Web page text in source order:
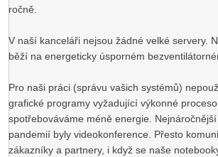
ročně.
V naší kanceláři nejsou žádné velké servery.
běží na energeticky úsporném
Pro naši práci (správu vašich systémů)
grafické programy vyžadující výkonné
spotřebováváme méně energie.
pandemií byly videokonference. Přesto
zákazníky a partnery, i když se naše